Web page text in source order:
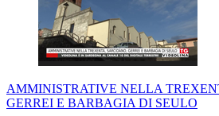
AMMINISTRATIVE NELLA
GERREI E BARBAGIA DI SEULO